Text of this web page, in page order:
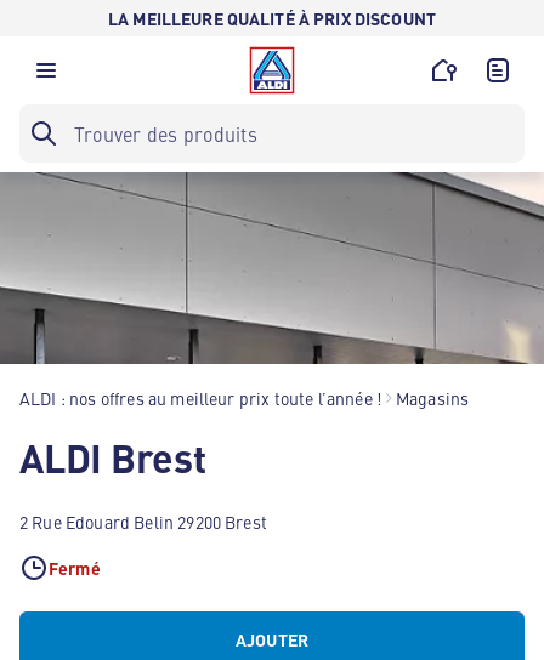
LA MEILLEURE QUALITÉ À PRIX DISCOUNT
ALDI : nos offres au meilleur prix toute l’année ! Magasins
ALDI Brest
2 Rue Edouard Belin 29200 Brest
Fermé
AJOUTER